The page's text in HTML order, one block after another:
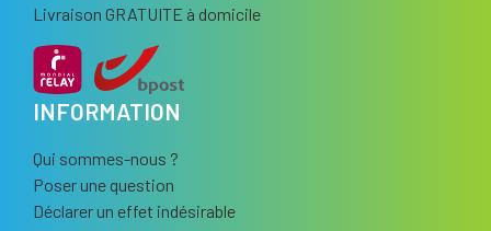
Livraison GRATUITE à domicile
INFORMATION
Qui sommes-nous ?
Poser une question
Déclarer un effet indésirable